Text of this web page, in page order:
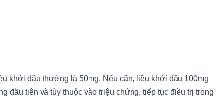
khởi đầu thường là 50mg. Nếu cần, liều khởi đầu 100mg
đầu tiên và tùy thuộc vào triệu chứng, tiếp tục điều trị trong